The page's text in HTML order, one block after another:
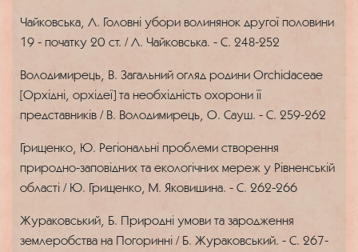
Чайковська, Л. Головні убори волинянок другої половини
19 - початку 20 ст. / Л. Чайковська. - С. 248-252
Володимирець, В. Загальний огляд родини Orchidaceae
[Орхідні, орхідеї] та необхідність охорони її
представників / В. Володимирець, О. Сауш. - С. 259-262
Грищенко, Ю. Регіональні проблеми створення
природно-заповідних та екологічних мереж у Рівненській
області / Ю. Грищенко, М. Яковишина. - С. 262-266
Жураковський, Б. Природні умови та зародження
землеробства на Погоринні / Б. Жураковський. - С. 267-